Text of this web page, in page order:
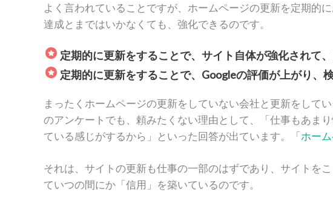
よく言われていることですが、ホームページの更新を定期的
達成とまではいかなくても、強化できるのです。
定期的に更新をすることで、サイト自体が強化されて
定期的に更新をすることで、Googleの評価が上がり、
まったくホームページの更新をしていない会社と更新をして
のアンケートでも、頼みたくない理由として、「仕事もあま
ている感じがするから」といった回答が出ています。「ホー
それは、サイトの更新も仕事の一部のはずであり、サイトを
ていつの間にか「信用」を築いているのです。